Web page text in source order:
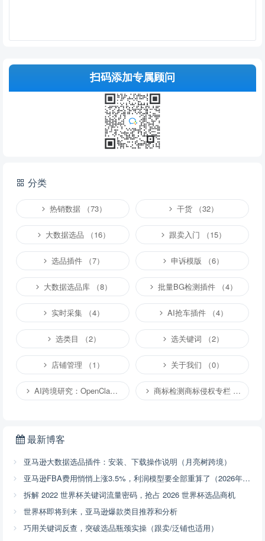
说明：请文明发言，共建和谐网络，您的个人信息不会被公开显示。
扫码添加专属顾问
分类
热销数据 （73） 干货 （32）
大数据选品 （16） 跟卖入门 （15）
选品插件 （7） 申诉模版 （6）
大数据选品库 （8） 批量BG检测插件 （4）
实时采集 （4） AI抢车插件 （4）
选类目 （2） 选关键词 （2）
店铺管理 （1） 关于我们 （0）
AI跨境研究：OpenClaw小龙虾等应用 （4） 商标检测商标侵权专栏 （1）
最新博客
亚马逊大数据选品插件：安装、下载操作说明（月亮树跨境）
亚马逊FBA费用悄悄上涨3.5%，利润模型要全部重算了（2026年4月17号已开始执行，附解决方案）
拆解 2022 世界杯关键词流量密码，抢占 2026 世界杯选品商机
世界杯即将到来，亚马逊爆款类目推荐和分析
巧用关键词反查，突破选品瓶颈实操（跟卖/泛铺也适用）